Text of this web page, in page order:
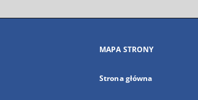
MAPA STRONY
Strona główna